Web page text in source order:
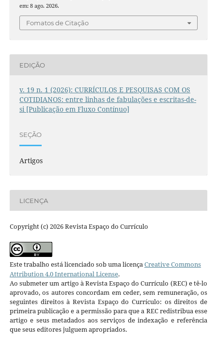
em: 8 ago. 2026.
Fomatos de Citação
EDIÇÃO
v. 19 n. 1 (2026): CURRÍCULOS E PESQUISAS COM OS
COTIDIANOS: entre linhas de fabulações e escritas-de-
si [Publicação em Fluxo Contínuo]
SEÇÃO
Artigos
LICENÇA
Copyright (c) 2026 Revista Espaço do Currículo
Este trabalho está licenciado sob uma licençaCreative Commons
Attribution 4.0 International License.
Ao submeter um artigo à Revista Espaço do Currículo (REC) e tê-lo
aprovado, os autores concordam em ceder, sem remuneração, os
seguintes direitos à Revista Espaço do Currículo: os direitos de
primeira publicação e a permissão para que a REC redistribua esse
artigo e seus metadados aos serviços de indexação e referência
que seus editores julguem apropriados.